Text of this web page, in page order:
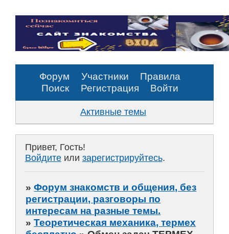
Форум Участники
Правила
Поиск
Регистрация Войти
Активные темы
Привет, Гость!
Войдитеили зарегистрируйтесь.
»Форум знакомств и общения, без
регистрации, разговоры по
интересам на разные темы.
»Теоретическая механика, термех